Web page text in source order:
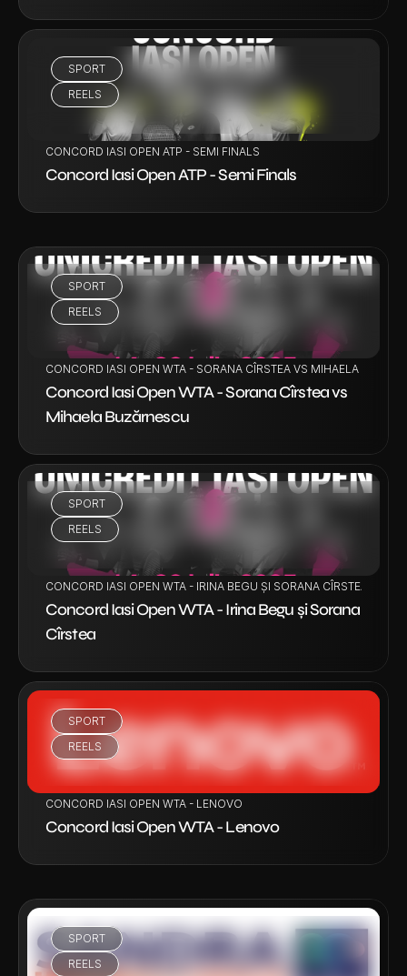
SPORT
REELS
VEZI PROIECT
CONCORD IASI OPEN ATP - SEMI FINALS
Concord Iasi Open ATP - Semi Finals
SPORT
REELS
VEZI PROIECT
CONCORD IASI OPEN WTA - SORANA CÎRSTEA VS MIHAELA
Concord Iasi Open WTA - Sorana Cîrstea vs
Mihaela Buzărnescu
SPORT
REELS
VEZI PROIECT
CONCORD IASI OPEN WTA - IRINA BEGU ȘI SORANA CÎRSTEA
Concord Iasi Open WTA - Irina Begu și Sorana
Cîrstea
SPORT
REELS
VEZI PROIECT
CONCORD IASI OPEN WTA - LENOVO
Concord Iasi Open WTA - Lenovo
SPORT
REELS
VEZI PROIECT